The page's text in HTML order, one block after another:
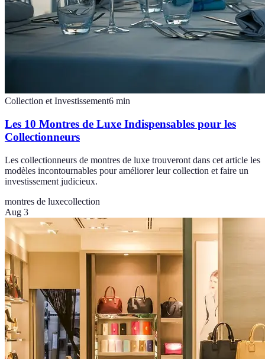
Collection et Investissement6 min
Les 10 Montres de Luxe Indispensables pour les
Collectionneurs
Les collectionneurs de montres de luxe trouveront dans cet article les
modèles incontournables pour améliorer leur collection et faire un
investissement judicieux.
montres de luxecollection
Aug 3